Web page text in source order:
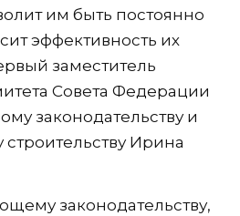
им быть постоянно
эффективность их
заместитель
Совета Федерации
законодательству и
строительству Ирина
законодательству,